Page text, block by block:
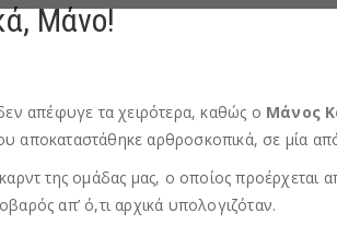
Μάνο!
απέφυγε τα χειρότερα, καθώς ο Μάνος
αποκαταστάθηκε αρθροσκοπικά, σε μία
της ομάδας μας, ο οποίος
απ’ ό,τι αρχικά υπολογιζόταν.